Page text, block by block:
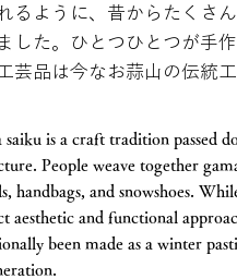
るように、昔からたくさ
した。ひとつひとつが手
芸品は今なお蒜山の伝統
saiku is a craft tradition passed
People weave together
handbags, and snowshoes.
aesthetic and functional
been made as a winter